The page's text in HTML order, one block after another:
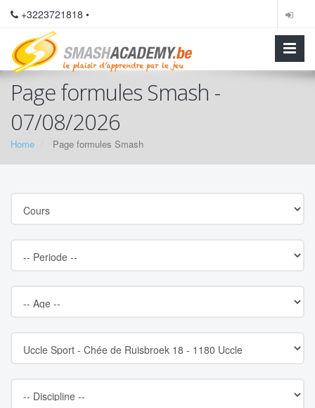
+3223721818 •
Page formules Smash -
07/08/2026
Home Page formules Smash